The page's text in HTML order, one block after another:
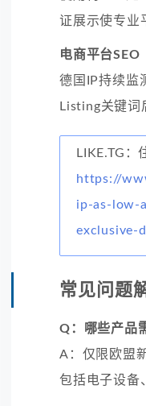
证展示使专业
电商平台SEO
德国IP持续监
Listing关键词
LIKE.TG：
https://
ip-as-low-
exclusive-
常见问题
Q：哪些产品
A：仅限欧盟
包括电子设备